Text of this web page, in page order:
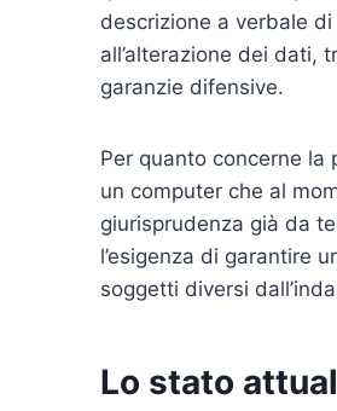
descrizione a verbale
all’alterazione dei dati,
garanzie difensive.
Per quanto concerne la
un computer che al
giurisprudenza già da
l’esigenza di garantire
soggetti diversi
Lo stato